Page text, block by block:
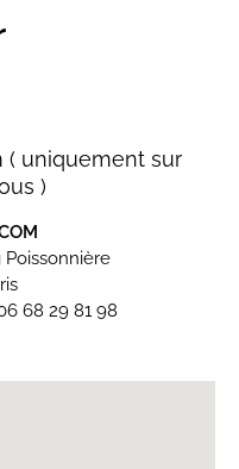
( uniquement sur
)
Poissonnière
68 29 81 98